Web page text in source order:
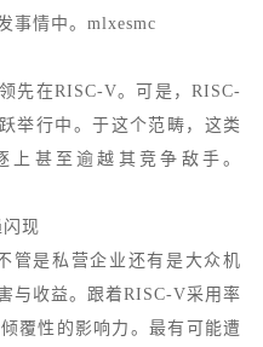
事情中。mlxesmc
先在RISC-V。可是，RISC-
举行中。于这个范畴，这类
甚至逾越其竞争敌手。
现
管是私营企业还有是大众机
与收益。跟着RISC-V采用率
覆性的影响力。最有可能遭